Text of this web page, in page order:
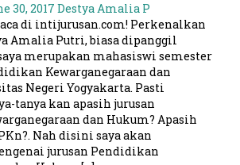
30, 2017 Destya Amalia P
di intijurusan.com! Perkenalkan
Amalia Putri, biasa dipanggil
merupakan mahasiswi semester
Kewarganegaraan dan
Negeri Yogyakarta. Pasti
tanya kan apasih jurusan
dan Hukum? Apasih
Nah disini saya akan
jurusan Pendidikan